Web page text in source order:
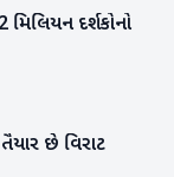
દર્શકોનો
છે વિરાટ